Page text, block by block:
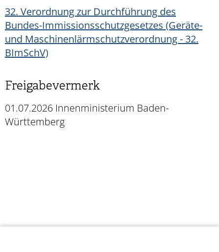
32. Verordnung zur Durchführung des
Bundes-Immissionsschutzgesetzes (Geräte-
und Maschinenlärmschutzverordnung - 32.
BImSchV)
Freigabevermerk
01.07.2026 Innenministerium Baden-
Württemberg